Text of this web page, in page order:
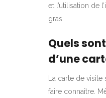
et l’utilisation de
gras.
Quels
d’une
La carte de
faire connaître.